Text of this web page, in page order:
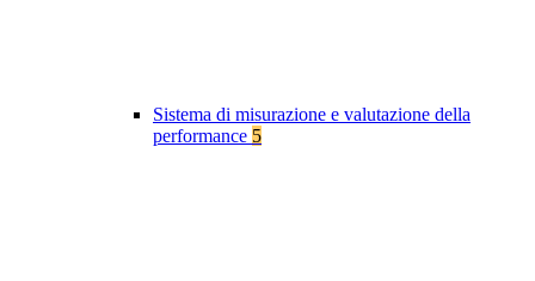
Sistema di misurazione e valutazione della
performance 5